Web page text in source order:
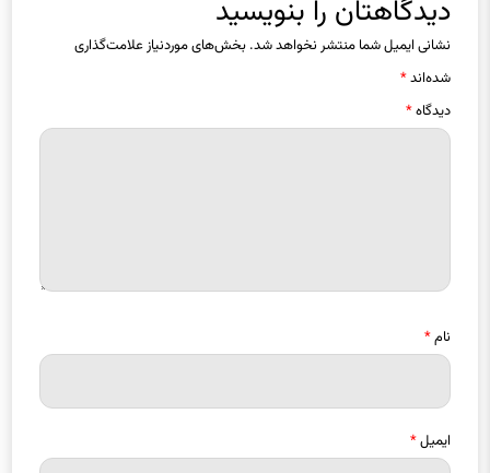
نشانی ایمیل شما منتشر نخواهد شد.بخش‌های موردنیاز علامت‌گذاری
شده‌اند*
دیدگاه*
ایمیل*